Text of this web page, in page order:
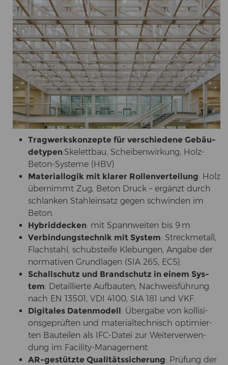
Trag­werks­kon­zep­te für ver­schie­de­ne Ge­bäu­
de­ty­pen:Ske­lett­bau, Schei­ben­wir­kung, Holz-​
Beton-Systeme (HBV)
Ma­te­ri­al­lo­gik mit kla­rer Rol­len­ver­tei­lung: Holz
über­nimmt Zug, Beton Druck – er­gänzt durch
schlan­ken Stahl­ein­satz gegen schwin­den im
Beton.
Hy­brid­de­cken: mit Spann­wei­ten bis 9 m
Ver­bin­dungs­tech­nik mit Sys­tem: Streck­me­tall,
Flach­stahl, schubstei­fe Kle­bun­gen, An­ga­be der
nor­ma­ti­ven Grund­la­gen (SIA 265, EC5).
Schall­schutz und Brand­schutz in einem Sys­
tem: De­tail­lier­te Auf­bau­ten, Nach­weis­füh­rung
nach EN 13501, VDI 4100, SIA 181 und VKF.
Di­gi­ta­les Da­ten­mo­dell: Über­ga­be von kol­li­si­
ons­ge­prüf­ten und ma­te­ri­al­tech­nisch op­ti­mier­
ten Bau­tei­len als IFC-​Datei zur Wei­ter­ver­wen­
dung im Facility-​Management.
AR-​gestützte Qua­li­täts­si­che­rung: Prü­fung der